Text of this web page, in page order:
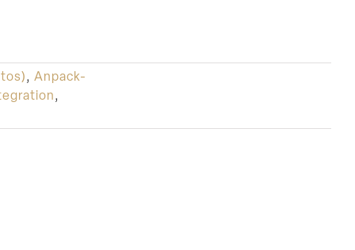
, Anpack-
,